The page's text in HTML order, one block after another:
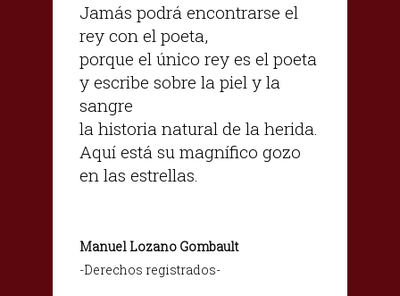
Jamás podrá encontrarse el
rey con el poeta,
porque el único rey es el poeta
y escribe sobre la piel y la
sangre
la historia natural de la herida.
Aquí está su magnífico gozo
en las estrellas.
Manuel Lozano Gombault
-Derechos registrados-